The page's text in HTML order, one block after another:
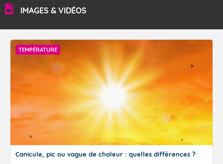
IMAGES & VIDÉOS
TEMPÉRATURE
Canicule, pic ou vague de chaleur : quelles différences ?